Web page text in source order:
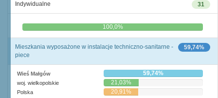
31
Indywidualne
0,0% 100,0%
59,74%
Mieszkania wyposażone w instalacje techniczno-sanitarne -
piece
Wieś Małgów 59,74%
woj. wielkopolskie 21,03%
Polska 20,91%